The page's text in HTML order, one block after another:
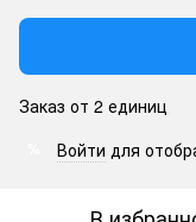
Заказ от 2 единиц
Войти для